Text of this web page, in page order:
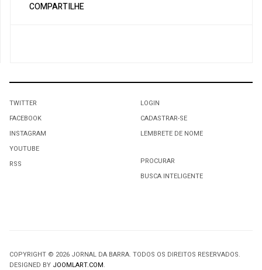
COMPARTILHE
TWITTER
FACEBOOK
INSTAGRAM
YOUTUBE
RSS
LOGIN
CADASTRAR-SE
LEMBRETE DE NOME
PROCURAR
BUSCA INTELIGENTE
COPYRIGHT © 2026 JORNAL DA BARRA. TODOS OS DIREITOS RESERVADOS.
DESIGNED BY JOOMLART.COM.